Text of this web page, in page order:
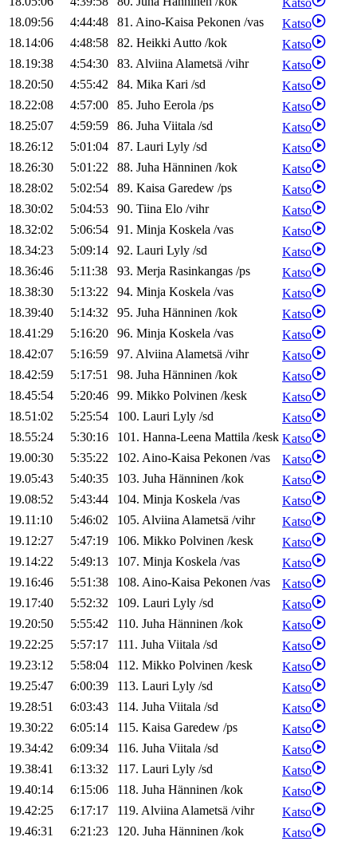
Katso
18.09:56
4:44:48 81. Aino-Kaisa Pekonen /vas
Katso
18.14:06
4:48:58 82. HeikkiAutto /kok
Katso
18.19:38
4:54:30 83. AlviinaAlametsä /vihr
Katso
18.20:50
4:55:42 84. Mika Kari /sd
Katso
18.22:08
4:57:00 85. Juho Eerola /ps
Katso
18.25:07
4:59:59 86. Juha Viitala /sd
Katso
18.26:12
5:01:04 87. Lauri Lyly /sd
Katso
18.26:30
5:01:22 88. Juha Hänninen /kok
Katso
18.28:02
5:02:54 89. Kaisa Garedew /ps
Katso
18.30:02
5:04:53 90. Tiina Elo /vihr
Katso
18.32:02
5:06:54 91. Minja Koskela /vas
Katso
18.34:23
5:09:14 92. Lauri Lyly /sd
Katso
18.36:46
5:11:38 93. Merja Rasinkangas /ps
Katso
18.38:30
5:13:22 94. Minja Koskela /vas
Katso
18.39:40
5:14:32 95. Juha Hänninen /kok
Katso
18.41:29
5:16:20 96. Minja Koskela /vas
Katso
18.42:07
5:16:59 97. AlviinaAlametsä /vihr
Katso
18.42:59
5:17:51 98. Juha Hänninen /kok
Katso
18.45:54
5:20:46 99. Mikko Polvinen /kesk
Katso
18.51:02
5:25:54 100. Lauri Lyly /sd
Katso
18.55:24
5:30:16 101. Hanna-Leena Mattila /kesk Katso
19.00:30
5:35:22 102. Aino-Kaisa Pekonen /vas
Katso
19.05:43
5:40:35 103. Juha Hänninen /kok
Katso
19.08:52
5:43:44 104. Minja Koskela /vas
Katso
19.11:10
5:46:02 105. AlviinaAlametsä /vihr
Katso
19.12:27
5:47:19 106. Mikko Polvinen /kesk
Katso
19.14:22
5:49:13 107. Minja Koskela /vas
Katso
19.16:46
5:51:38 108. Aino-Kaisa Pekonen /vas
Katso
19.17:40
5:52:32 109. Lauri Lyly /sd
Katso
19.20:50
5:55:42 110. Juha Hänninen /kok
Katso
19.22:25
5:57:17 111. Juha Viitala /sd
Katso
19.23:12
5:58:04 112. Mikko Polvinen /kesk
Katso
19.25:47
6:00:39 113. Lauri Lyly /sd
Katso
19.28:51
6:03:43 114. Juha Viitala /sd
Katso
19.30:22
6:05:14 115. Kaisa Garedew /ps
Katso
19.34:42
6:09:34 116. Juha Viitala /sd
Katso
19.38:41
6:13:32 117. Lauri Lyly /sd
Katso
19.40:14
6:15:06 118. Juha Hänninen /kok
Katso
19.42:25
6:17:17 119. AlviinaAlametsä /vihr
Katso
19.46:31
6:21:23 120. Juha Hänninen /kok
Katso